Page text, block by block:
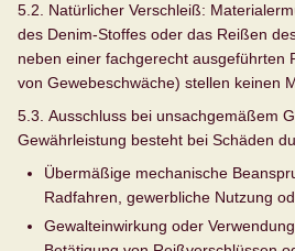
5.2. Natürlicher Verschleiß:
des Denim-Stoffes oder das Reißen
neben einer fachgerecht ausgeführten
von Gewebeschwäche) stellen keinen
5.3. Ausschluss bei unsachgemäßem
Gewährleistung besteht bei Schäden
Übermäßige mechanische
Radfahren, gewerbliche Nutzung
Gewalteinwirkung oder